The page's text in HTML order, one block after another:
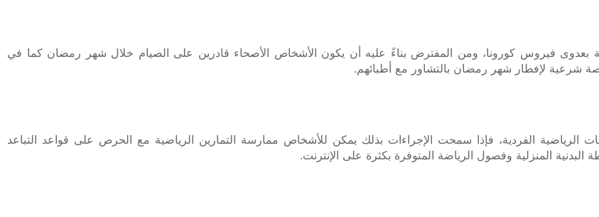
بعدوى فيروس كورونا، ومن المفترض بناءً عليه أن يكون الأشخاص الأصحاء قادرين على الصيام خلال شهر رمضان كما في
نتيجة جائحة كوفيد-19 بما في ذلك النشاطات الرياضية الفردية، فإذا سمحت الإجراءات بذلك يمكن للأشخاص ممارسة التمارين الرياضية مع الحرص على قواعد التباعد
المنزلية وفصول الرياضة المتوفرة بكثرة على الإنترنت.